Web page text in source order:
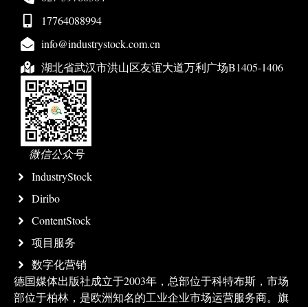
17764088994
info@industrystock.com.cn
湖北省武汉市洪山区友谊大道万利广场B1405-1406
微信公众号
IndustryStock
Diribo
ContentStock
项目服务
数字化营销
德国媒体出版社成立于2003年，总部位于科特布斯，市场
部位于柏林，是欧洲知名的工业企业市场运营服务商。旗